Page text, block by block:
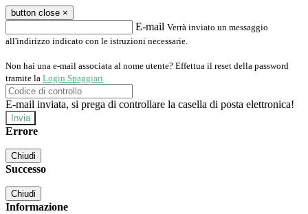
button close ×
E-mail Verrà inviato un messaggio
all'indirizzo indicato con le istruzioni necessarie.
Non hai una e-mail associata al nome utente? Effettua il reset della password
tramite la Login Spaggiari
E-mail inviata, si prega di controllare la casella di posta elettronica!
Errore
Chiudi
Successo
Chiudi
Informazione